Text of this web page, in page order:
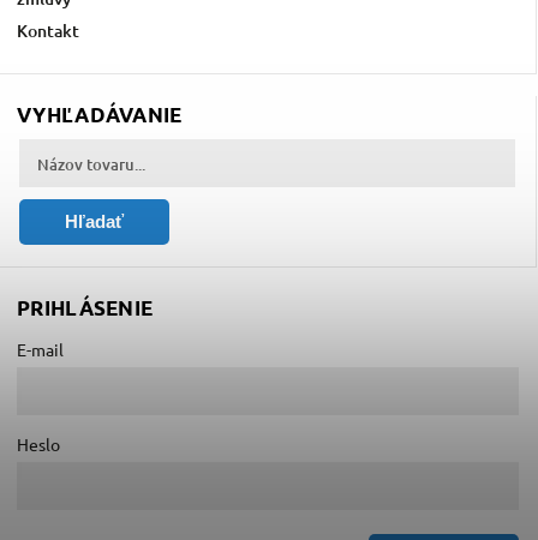
Kontakt
VYHĽADÁVANIE
Hľadať
PRIHLÁSENIE
E-mail
Heslo